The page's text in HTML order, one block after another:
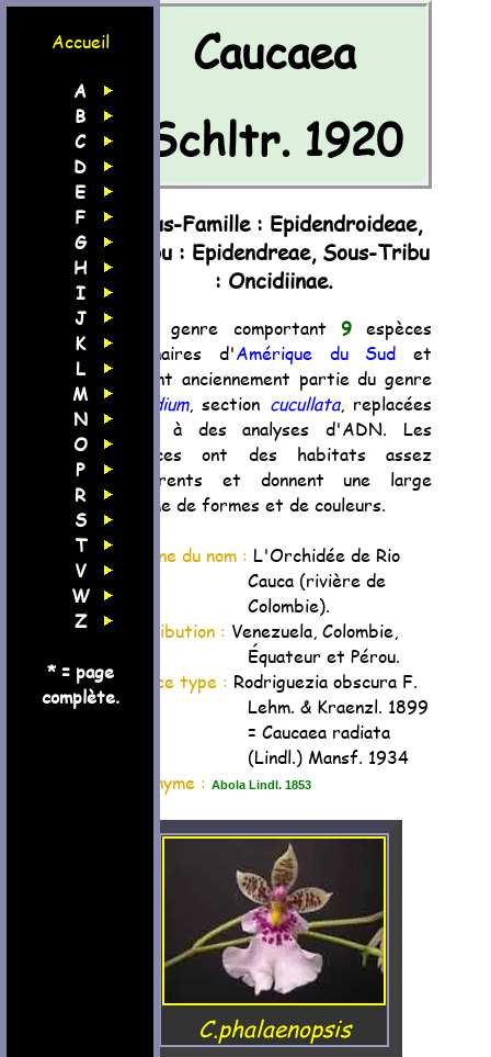
Accueil
A
B
C
D
E
F
G
H
I
J
K
L
M
N
O
P
R
S
T
V
W
Z
* = page
complète.
Caucaea
Schltr. 1920
Sous-Famille : Epidendroideae,
Tribu : Epidendreae, Sous-Tribu
: Oncidiinae.
Petit genre comportant 9espèces
originaires d'Amérique du Sud et
faisant anciennement partie du genre
Oncidium, section cucullata, replacées
suite à des analyses d'ADN. Les
espèces ont des habitats assez
différents et donnent une large
gamme de formes et de couleurs.
Origine du nom : L'Orchidée de Rio
Cauca (rivière de
Colombie).
Distribution : Venezuela, Colombie,
Équateur et Pérou.
Espèce type : Rodriguezia obscura F.
Lehm. & Kraenzl. 1899
= Caucaea radiata
(Lindl.) Mansf. 1934
Synonyme : Abola Lindl. 1853
C.phalaenopsis